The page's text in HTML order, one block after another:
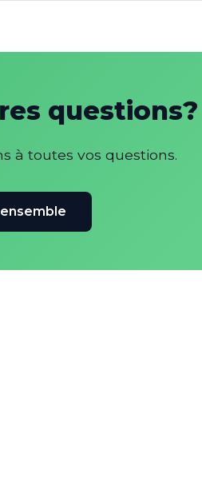
questions?
à toutes vos questions.